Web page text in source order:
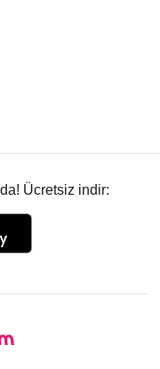
Ücretsiz indir: